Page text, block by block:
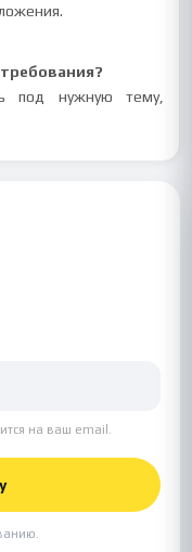
под нужную тему,
на ваш email.